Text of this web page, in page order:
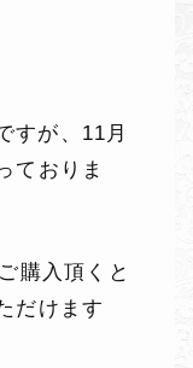
すが、 11 月
ておりま
購入頂くと
だけます